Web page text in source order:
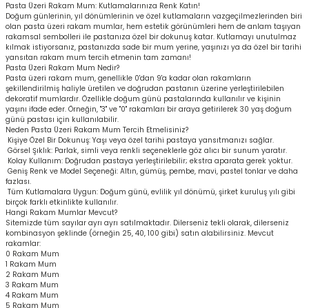
Pasta Üzeri Rakam Mum: Kutlamalarınıza Renk Katın!
Doğum günlerinin, yıl dönümlerinin ve özel kutlamaların vazgeçilmezlerinden biri
olan pasta üzeri rakam mumlar, hem estetik görünümleri hem de anlam taşıyan
rakamsal sembolleri ile pastanıza özel bir dokunuş katar. Kutlamayı unutulmaz
kılmak istiyorsanız, pastanızda sade bir mum yerine, yaşınızı ya da özel bir tarihi
yansıtan rakam mum tercih etmenin tam zamanı!
Pasta Üzeri Rakam Mum Nedir?
Pasta üzeri rakam mum, genellikle 0'dan 9'a kadar olan rakamların
şekillendirilmiş haliyle üretilen ve doğrudan pastanın üzerine yerleştirilebilen
dekoratif mumlardır. Özellikle doğum günü pastalarında kullanılır ve kişinin
yaşını ifade eder. Örneğin, "3" ve "0" rakamları bir araya getirilerek 30 yaş doğum
günü pastası için kullanılabilir.
Neden Pasta Üzeri Rakam Mum Tercih Etmelisiniz?
Kişiye Özel Bir Dokunuş: Yaşı veya özel tarihi pastaya yansıtmanızı sağlar.
Görsel Şıklık: Parlak, simli veya renkli seçeneklerle göz alıcı bir sunum yaratır.
Kolay Kullanım: Doğrudan pastaya yerleştirilebilir; ekstra aparata gerek yoktur.
Geniş Renk ve Model Seçeneği: Altın, gümüş, pembe, mavi, pastel tonlar ve daha
fazlası.
Tüm Kutlamalara Uygun: Doğum günü, evlilik yıl dönümü, şirket kuruluş yılı gibi
birçok farklı etkinlikte kullanılır.
Hangi Rakam Mumlar Mevcut?
Sitemizde tüm sayılar ayrı ayrı satılmaktadır. Dilerseniz tekli olarak, dilerseniz
kombinasyon şeklinde (örneğin 25, 40, 100 gibi) satın alabilirsiniz. Mevcut
rakamlar:
0 Rakam Mum
1 Rakam Mum
2 Rakam Mum
3 Rakam Mum
4 Rakam Mum
5 Rakam Mum